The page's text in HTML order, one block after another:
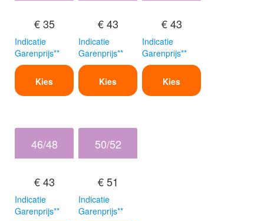
€ 35
Indicatie
Garenprijs**
Kies
€ 43
Indicatie
Garenprijs**
Kies
€ 43
Indicatie
Garenprijs**
Kies
46/48
€ 43
Indicatie
Garenprijs**
50/52
€ 51
Indicatie
Garenprijs**